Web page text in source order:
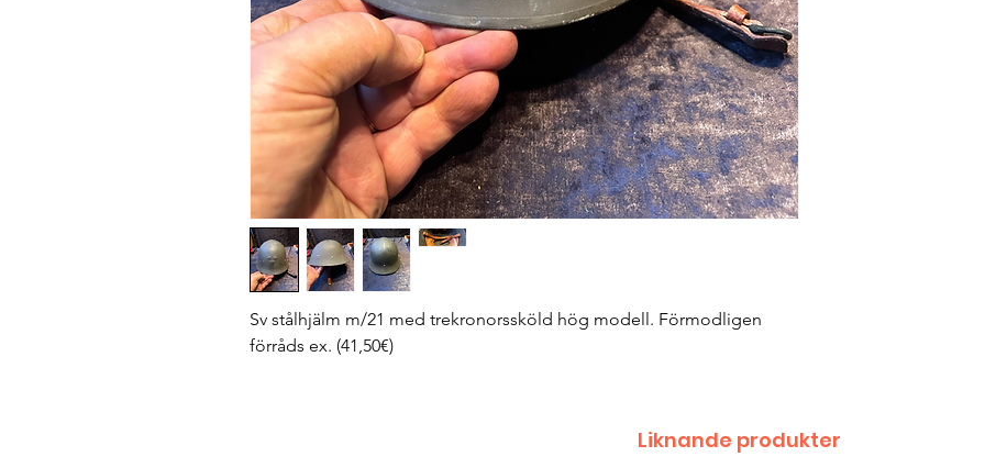
Sv stålhjälm m/21 med trekronorssköld hög modell. Förmodligen
förråds ex. (41,50€)
Liknande produkter